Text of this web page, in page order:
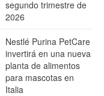
segundo trimestre de
2026
Nestlé Purina PetCare
invertirá en una nueva
planta de alimentos
para mascotas en
Italia